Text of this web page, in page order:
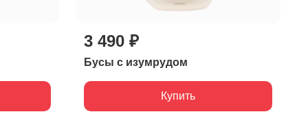
3 490 ₽
Бусы с изумрудом
Купить